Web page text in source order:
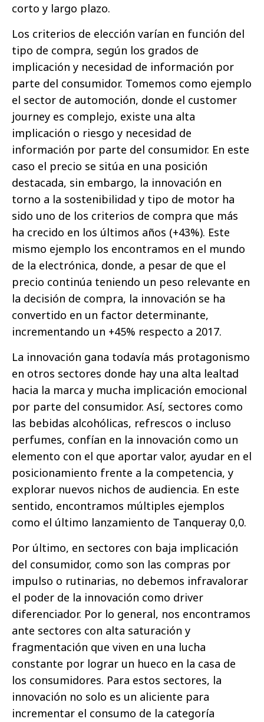
corto y largo plazo.
Los criterios de elección varían en función del
tipo de compra, según los grados de
implicación y necesidad de información por
parte del consumidor. Tomemos como ejemplo
el sector de automoción, donde el customer
journey es complejo, existe una alta
implicación o riesgo y necesidad de
información por parte del consumidor. En este
caso el precio se sitúa en una posición
destacada, sin embargo, la innovación en
torno a la sostenibilidad y tipo de motor ha
sido uno de los criterios de compra que más
ha crecido en los últimos años (+43%). Este
mismo ejemplo los encontramos en el mundo
de la electrónica, donde, a pesar de que el
precio continúa teniendo un peso relevante en
la decisión de compra, la innovación se ha
convertido en un factor determinante,
incrementando un +45% respecto a 2017.
La innovación gana todavía más protagonismo
en otros sectores donde hay una alta lealtad
hacia la marca y mucha implicación emocional
por parte del consumidor. Así, sectores como
las bebidas alcohólicas, refrescos o incluso
perfumes, confían en la innovación como un
elemento con el que aportar valor, ayudar en el
posicionamiento frente a la competencia, y
explorar nuevos nichos de audiencia. En este
sentido, encontramos múltiples ejemplos
como el último lanzamiento de Tanqueray 0,0.
Por último, en sectores con baja implicación
del consumidor, como son las compras por
impulso o rutinarias, no debemos infravalorar
el poder de la innovación como driver
diferenciador. Por lo general, nos encontramos
ante sectores con alta saturación y
fragmentación que viven en una lucha
constante por lograr un hueco en la casa de
los consumidores. Para estos sectores, la
innovación no solo es un aliciente para
incrementar el consumo de la categoría